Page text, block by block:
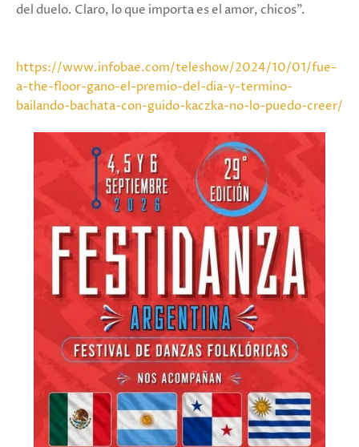
del duelo. Claro, lo que importa es el amor, chicos”.
https://www.infobae.com/teleshow/2024/10/01/fue-
a-the-floor-gano-el-premio-del-dia-y-termino-
bailando-bachata-con-guido-kaczka-no-lo-puedo-creer/